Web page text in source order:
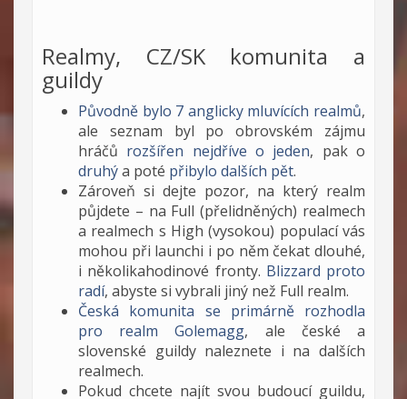
Realmy, CZ/SK komunita a
guildy
Původně bylo 7 anglicky mluvících realmů,
ale seznam byl po obrovském zájmu
hráčů rozšířen nejdříve o jeden, pak o
druhýa poté přibylo dalších pět.
Zároveň si dejte pozor, na který realm
půjdete – na Full (přelidněných) realmech
a realmech s High (vysokou) populací vás
mohou při launchi i po něm čekat dlouhé,
i několikahodinové fronty. Blizzard proto
radí, abyste si vybrali jiný než Full realm.
Česká komunita se primárně rozhodla
pro realm Golemagg, ale české a
slovenské guildy naleznete i na dalších
realmech.
Pokud chcete najít svou budoucí guildu,